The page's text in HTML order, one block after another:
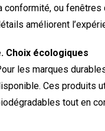
conformité, ou
améliorent
Choix écologiques
les marques
Ces produits
tout en